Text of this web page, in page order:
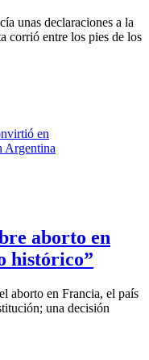
unas declaraciones a la
corrió entre los pies de los
aborto en
histórico”
aborto en Francia, el país
una decisión